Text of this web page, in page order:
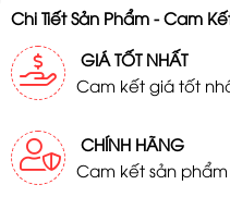
Chi Tiết Sản Phẩm - Cam
GIÁ TỐT NHẤT
Cam kết giá tốt
CHÍNH HÃNG
Cam kết sản